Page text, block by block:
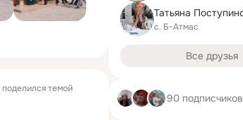
поделился темой
с. Б-Атмас
Все друзья
90 подписчиков